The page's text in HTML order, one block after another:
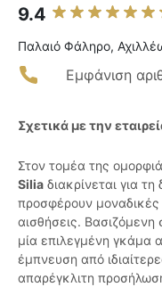
9.4
Παλαιό Φάληρο,
Εμφάνιση
Σχετικά με την
Στον τομέα της
Silia διακρίνεται για
προσφέρουν μοναδικές
αισθήσεις. Βασιζόμενη
μία επιλεγμένη γκάμα
έμπνευση από
απαρέγκλιτη